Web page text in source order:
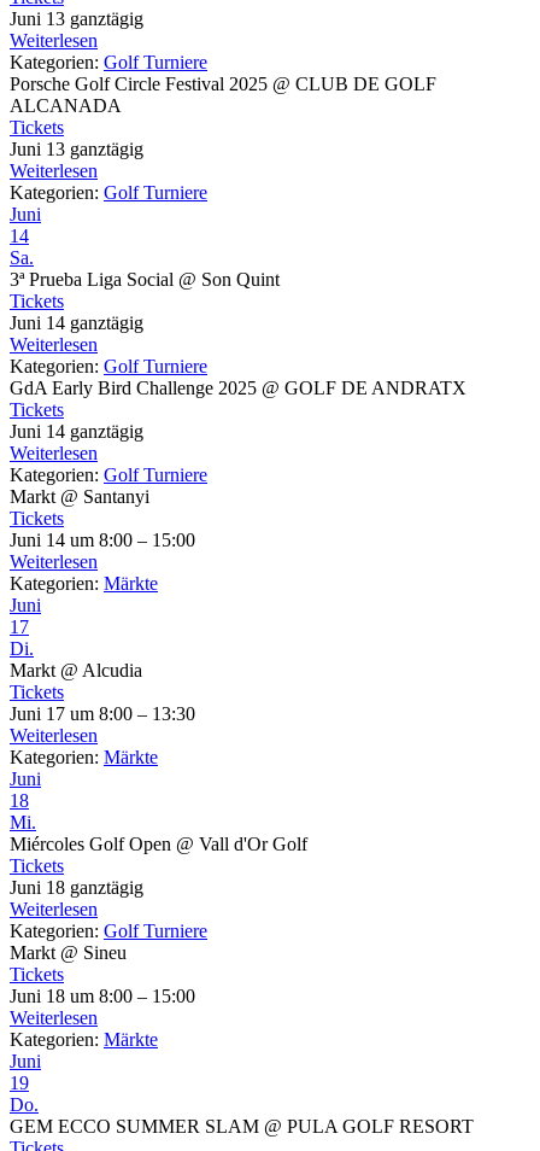
Juni 13 ganztägig
Weiterlesen
Kategorien: Golf Turniere
Porsche Golf Circle Festival 2025 @ CLUB DE GOLF
ALCANADA
Tickets
Juni 13 ganztägig
Weiterlesen
Kategorien: Golf Turniere
Juni
14
Sa.
3ª Prueba Liga Social @ Son Quint
Tickets
Juni 14 ganztägig
Weiterlesen
Kategorien: Golf Turniere
GdA Early Bird Challenge 2025 @ GOLF DE ANDRATX
Tickets
Juni 14 ganztägig
Weiterlesen
Kategorien: Golf Turniere
Markt @ Santanyi
Tickets
Juni 14 um 8:00 – 15:00
Weiterlesen
Kategorien: Märkte
Juni
17
Di.
Markt @ Alcudia
Tickets
Juni 17 um 8:00 – 13:30
Weiterlesen
Kategorien: Märkte
Juni
18
Mi.
Miércoles Golf Open @ Vall d'Or Golf
Tickets
Juni 18 ganztägig
Weiterlesen
Kategorien: Golf Turniere
Markt @ Sineu
Tickets
Juni 18 um 8:00 – 15:00
Weiterlesen
Kategorien: Märkte
Juni
19
Do.
GEM ECCO SUMMER SLAM @ PULA GOLF RESORT